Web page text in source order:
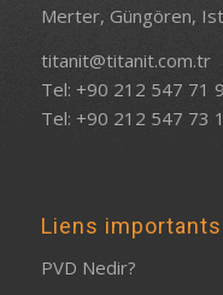
Merter, Güngören,
titanit@titanit.com.tr
Tel: +90 212 547 71
Tel: +90 212 547 73
Liens importants
PVD Nedir?